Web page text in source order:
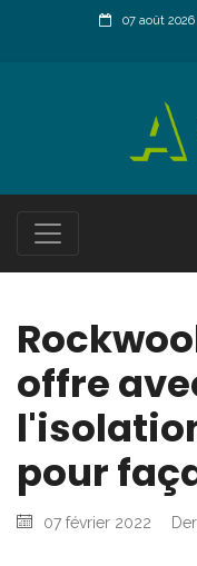
07 août 2026
offre
pour
07 février 2022